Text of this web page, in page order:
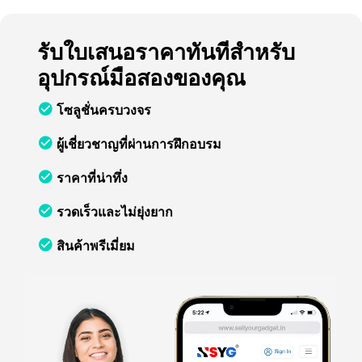
รับใบเสนอราคาทันทีสำหรับ
อุปกรณ์มือสองของคุณ
โซลูชั่นครบวงจร
ผู้เชี่ยวชาญที่ผ่านการฝึกอบรม
ราคาที่น่าทึ่ง
รวดเร็วและไม่ยุ่งยาก
สินค้าพรีเมี่ยม